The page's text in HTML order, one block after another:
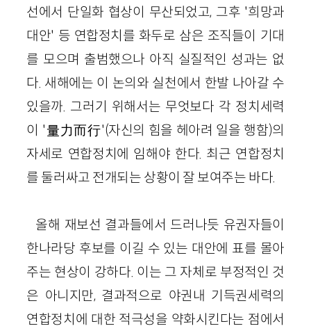
선에서 단일화 협상이 무산되었고, 그후 '희망과
대안' 등 연합정치를 화두로 삼은 조직들이 기대
를 모으며 출범했으나 아직 실질적인 성과는 없
다. 새해에는 이 논의와 실천에서 한발 나아갈 수
있을까. 그러기 위해서는 무엇보다 각 정치세력
이 '量力而行'(자신의 힘을 헤아려 일을 행함)의
자세로 연합정치에 임해야 한다. 최근 연합정치
를 둘러싸고 전개되는 상황이 잘 보여주는 바다.
올해 재보선 결과들에서 드러나듯 유권자들이
한나라당 후보를 이길 수 있는 대안에 표를 몰아
주는 현상이 강하다. 이는 그 자체로 부정적인 것
은 아니지만, 결과적으로 야권내 기득권세력의
연합정치에 대한 적극성을 약화시킨다는 점에서